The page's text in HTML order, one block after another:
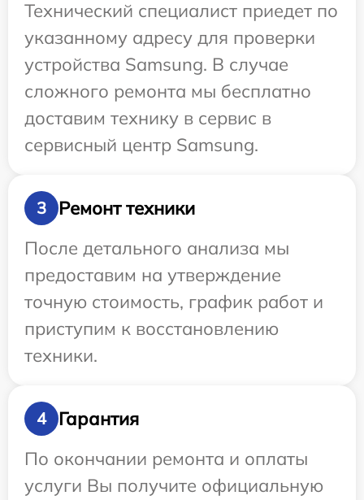
Технический специалист приедет по
указанному адресу для проверки
устройства Samsung. В случае
сложного ремонта мы бесплатно
доставим технику в сервис в
сервисный центр Samsung.
3
Ремонт техники
После детального анализа мы
предоставим на утверждение
точную стоимость, график работ и
приступим к восстановлению
техники.
4
Гарантия
По окончании ремонта и оплаты
услуги Вы получите официальную